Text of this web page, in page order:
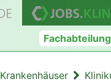
Krankenhäuser